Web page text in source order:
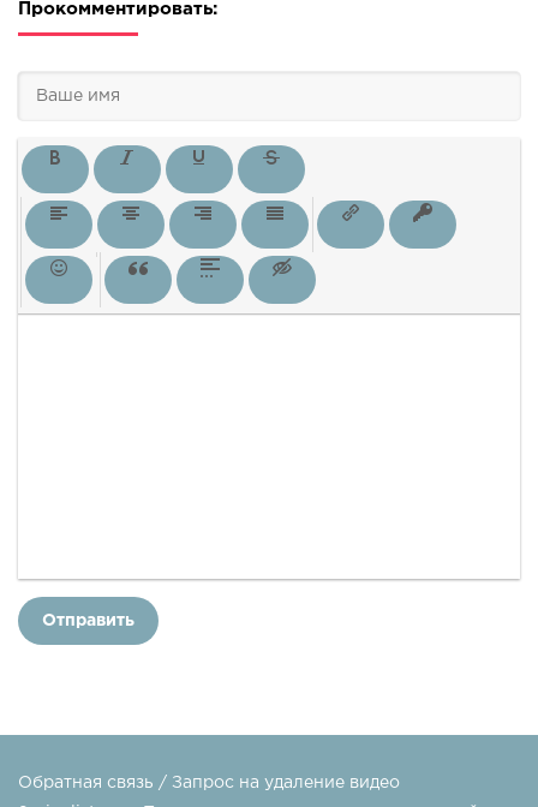
Прокомментировать:
Отправить
Обратная связь / Запрос на удаление видео